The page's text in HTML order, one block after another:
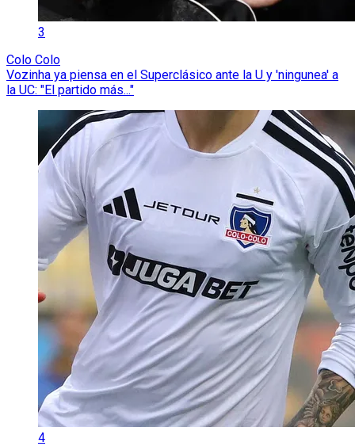
3
Colo Colo
Vozinha ya piensa en el Superclásico ante la U y 'ningunea' a
la UC: "El partido más..."
4